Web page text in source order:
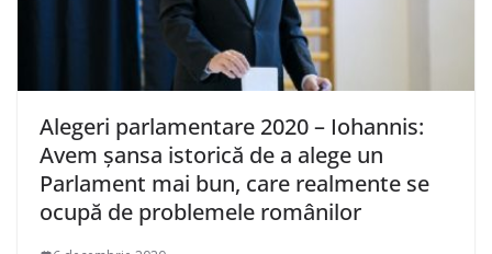
Alegeri parlamentare 2020 – Iohannis:
Avem şansa istorică de a alege un
Parlament mai bun, care realmente se
ocupă de problemele românilor